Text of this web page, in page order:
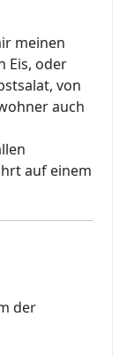
meinen
Eis, oder
von
auch
auf einem
der